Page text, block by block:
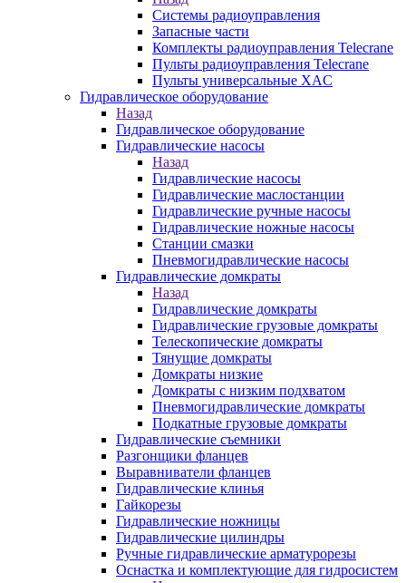
Системы радиоуправления
Запасные части
Комплекты радиоуправления Telecrane
Пульты радиоуправления Telecrane
Пульты универсальные XAC
Гидравлическое оборудование
Назад
Гидравлическое оборудование
Гидравлические насосы
Назад
Гидравлические насосы
Гидравлические маслостанции
Гидравлические ручные насосы
Гидравлические ножные насосы
Станции смазки
Пневмогидравлические насосы
Гидравлические домкраты
Назад
Гидравлические домкраты
Гидравлические грузовые домкраты
Телескопические домкраты
Тянущие домкраты
Домкраты низкие
Домкраты с низким подхватом
Пневмогидравлические домкраты
Подкатные грузовые домкраты
Гидравлические съемники
Разгонщики фланцев
Выравниватели фланцев
Гидравлические клинья
Гайкорезы
Гидравлические ножницы
Гидравлические цилиндры
Ручные гидравлические арматурорезы
Оснастка и комплектующие для гидросистем